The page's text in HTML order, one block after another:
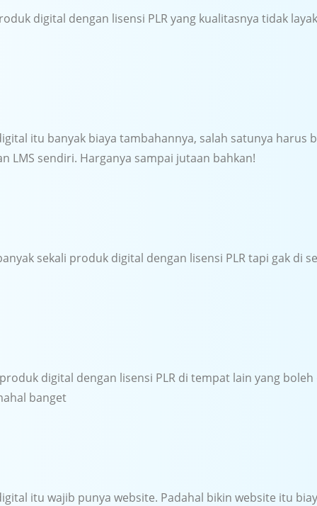
digital dengan lisensi PLR yang kualitasnya tidak
itu banyak biaya tambahannya, salah satunya harus
LMS sendiri. Harganya sampai jutaan bahkan!
sekali produk digital dengan lisensi PLR tapi gak di
digital dengan lisensi PLR di tempat lain yang
banget
itu wajib punya website. Padahal bikin website itu